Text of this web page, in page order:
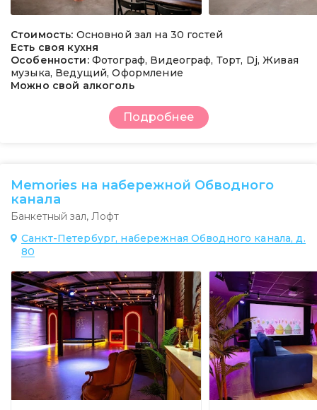
Стоимость: Основной зал на 30 гостей
Есть своя кухня
Особенности: Фотограф, Видеограф, Торт, Dj, Живая
музыка, Ведущий, Оформление
Можно свой алкоголь
Подробнее
Memories на набережной Обводного
канала
Банкетный зал, Лофт
Санкт-Петербург, набережная Обводного канала, д.
80